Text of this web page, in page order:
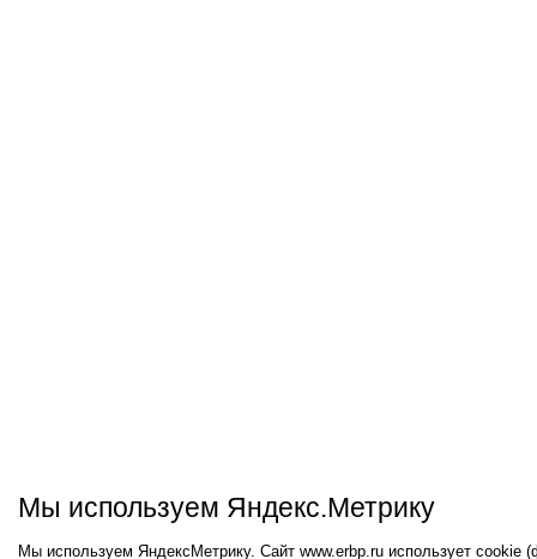
Мы используем Яндекс.Метрику
Мы используем ЯндексМетрику. Сайт www.erbp.ru использует